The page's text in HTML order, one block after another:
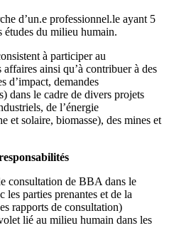
d’un.e professionnel.le ayant 5
études du milieu humain.
à participer au
ainsi qu’à contribuer à des
d’impact, demandes
dans le cadre de divers projets
de l’énergie
et solaire, biomasse), des mines et
consultation de BBA dans le
les parties prenantes et de la
rapports de consultation)
lié au milieu humain dans les